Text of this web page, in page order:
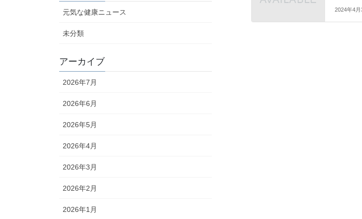
2024年4月
元気な健康ニュース
未分類
アーカイブ
2026年7月
2026年6月
2026年5月
2026年4月
2026年3月
2026年2月
2026年1月